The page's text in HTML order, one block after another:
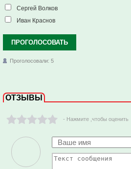
Сергей Волков
Иван Краснов
ПРОГОЛОСОВАТЬ
Проголосовали: 5
ОТЗЫВЫ
- Нажмите ,чтобы оценить